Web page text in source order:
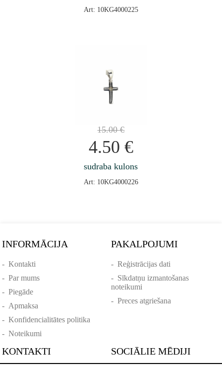
Art: 10KG4000225
15.00€
4.50 €
sudraba kulons
Art: 10KG4000226
INFORMĀCIJA
-Kontakti
-Par mums
-Piegāde
- Apmaksa
-Konfidencialitātes politika
-Noteikumi
PAKALPOJUMI
- Reģistrācijas dati
- Sīkdatņu izmantošanas
noteikumi
- Preces atgriešana
KONTAKTI SOCIĀLIE MĒDIJI